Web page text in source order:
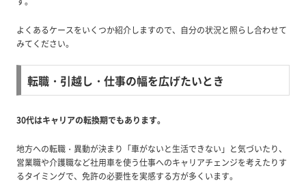
よくあるケースをいくつか紹介しますので、自分の状況と照らし合わせて
みてください。
転職・引越し・仕事の幅を広げたいとき
30代はキャリアの転換期でもあります。
地方への転職・異動が決まり「車がないと生活できない」と気づいたり、
営業職や介護職など社用車を使う仕事へのキャリアチェンジを考えたりす
るタイミングで、免許の必要性を実感する方が多くいます。